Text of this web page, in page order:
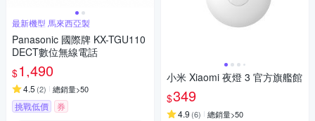
最新機型 馬來西亞製
Panasonic 國際牌 KX-TGU110
DECT數位無線電話
$1,490
4.5 (2) 總銷量>50
挑戰低價 券
小米 Xiaomi 夜燈 3 官方旗艦館
$349
4.9 (6) 總銷量>50